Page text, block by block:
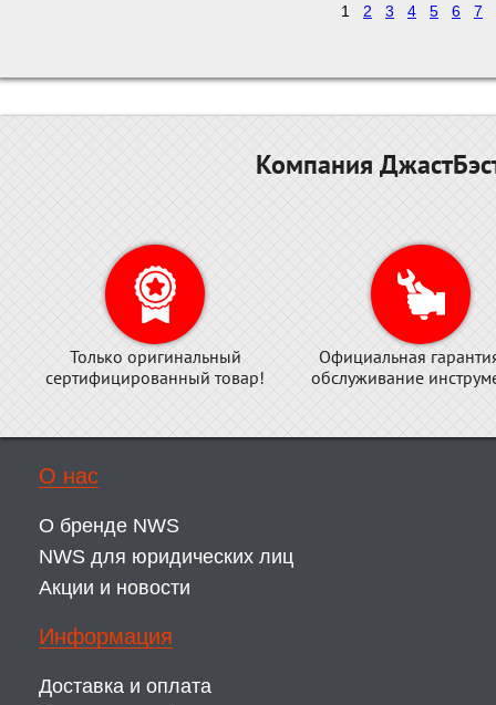
1 2 3 4 5 6 7
Компания
Только оригинальный
сертифицированный товар!
Официальная
обслуживание
О нас
О бренде NWS
NWS для юридических лиц
Акции и новости
Информация
Доставка и оплата